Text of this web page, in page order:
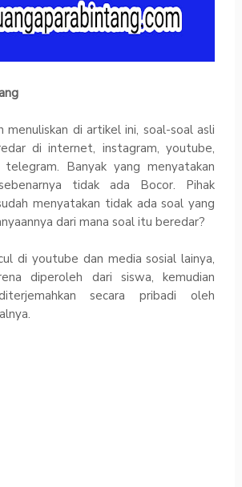
menuliskan di artikel ini, soal-soal asli
di internet, instagram, youtube,
Banyak yang menyatakan
tidak ada Bocor. Pihak
menyatakan tidak ada soal yang
dari mana soal itu beredar?
di youtube dan media sosial lainya,
diperoleh dari siswa, kemudian
secara pribadi oleh